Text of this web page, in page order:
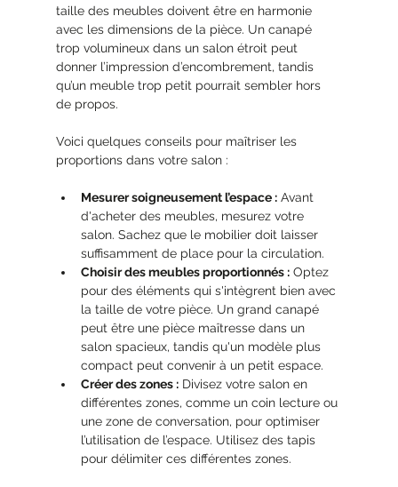
taille des meubles doivent être en harmonie
avec les dimensions de la pièce. Un canapé
trop volumineux dans un salon étroit peut
donner l’impression d’encombrement, tandis
qu’un meuble trop petit pourrait sembler hors
de propos.
Voici quelques conseils pour maîtriser les
proportions dans votre salon :
Mesurer soigneusement l’espace : Avant
d'acheter des meubles, mesurez votre
salon. Sachez que le mobilier doit laisser
suffisamment de place pour la circulation.
Choisir des meubles proportionnés : Optez
pour des éléments qui s'intègrent bien avec
la taille de votre pièce. Un grand canapé
peut être une pièce maîtresse dans un
salon spacieux, tandis qu'un modèle plus
compact peut convenir à un petit espace.
Créer des zones : Divisez votre salon en
différentes zones, comme un coin lecture ou
une zone de conversation, pour optimiser
l’utilisation de l’espace. Utilisez des tapis
pour délimiter ces différentes zones.